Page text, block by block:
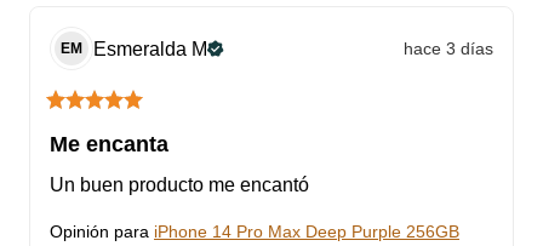
EM Esmeralda M hace 3 días
Me encanta
Un buen producto me encantó
Opinión para iPhone 14 Pro Max Deep Purple 256GB